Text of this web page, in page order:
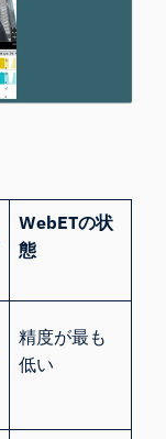
WebETの状
態
精度が最も
低い